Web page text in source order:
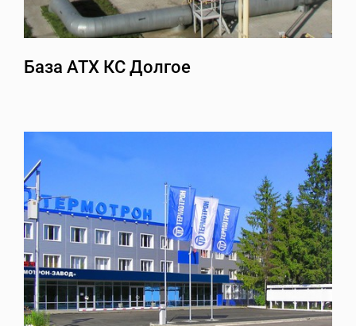
База АТХ КС Долгое